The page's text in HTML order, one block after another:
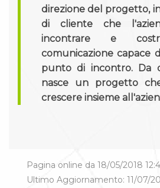
direzione del progetto,
di cliente che
incontrare e
comunicazione capace
punto di incontro. Da
nasce un progetto
crescere insieme
Pagina online da 18/05/2018
Ultimo Aggiornamento: 11/07/